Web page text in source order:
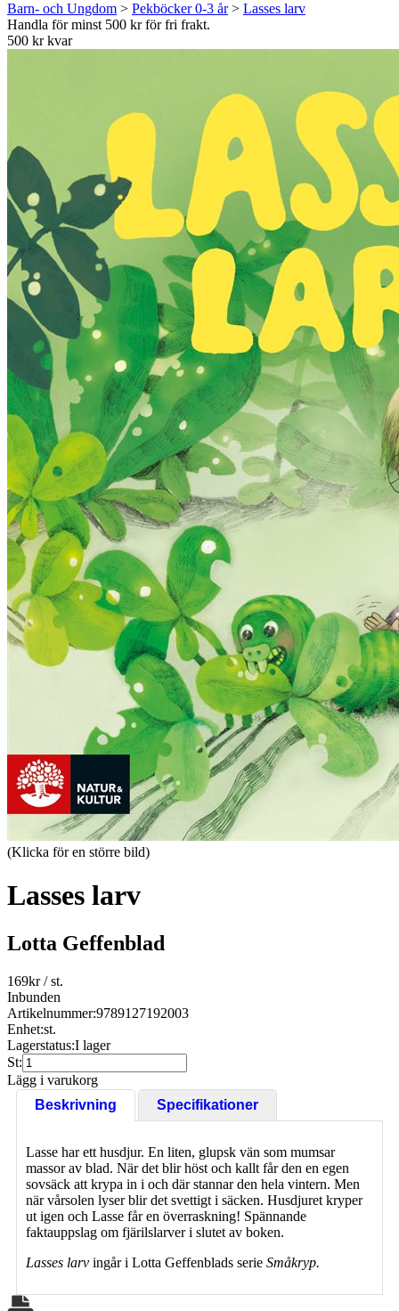
Barn- och Ungdom > Pekböcker 0-3 år> Lasses larv
Handla för minst 500 kr för fri frakt.
500 kr kvar
(Klicka för en större bild)
Lasses larv
Lotta Geffenblad
169kr/ st.
Inbunden
Artikelnummer:9789127192003
Enhet:st.
Lagerstatus:I lager
St:
Lägg i varukorg
Beskrivning
Specifikationer
Lasse har ett husdjur. En liten, glupsk vän som mumsar
massor av blad. När det blir höst och kallt får den en egen
sovsäck att krypa in i och där stannar den hela vintern. Men
när vårsolen lyser blir det svettigt i säcken. Husdjuret kryper
ut igen och Lasse får en överraskning! Spännande
faktauppslag om fjärilslarver i slutet av boken.
Lasses larv ingår i Lotta Geffenblads serie Småkryp.